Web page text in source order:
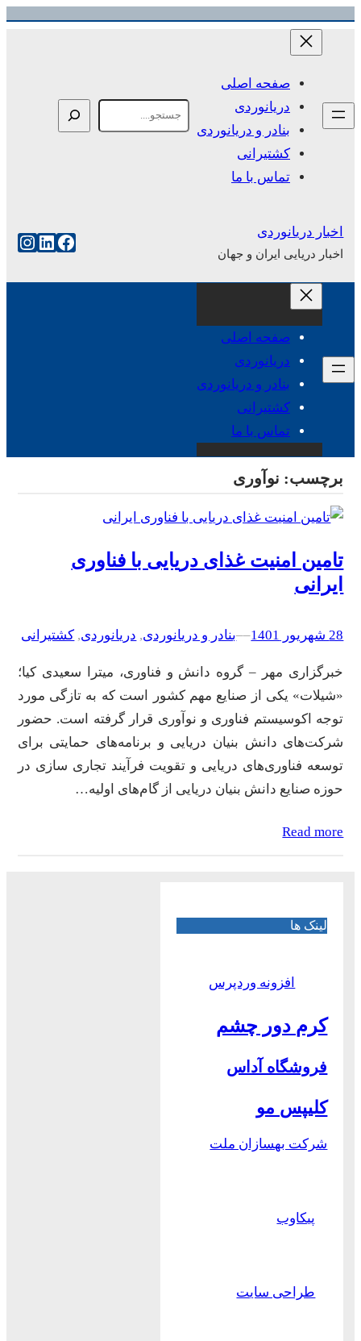
رفتن
صفحه اصلی
دریانوردی
بنادر و دریانوردی
کشتیرانی
تماس با ما
اخبار دریانوردی
اخبار دریایی ایران و جهان
فیس‌بوک
صفحه اصلی
دریانوردی
بنادر و دریانوردی
کشتیرانی
تماس با ما
برچسب: نوآوری
تامین امنیت غذای دریایی با فناوری
ایرانی
28 شهریور 1401 –
–بنادر و دریانوردی, دریانوردی, کشتیرانی
خبرگزاری مهر – گروه دانش و فناوری، میترا سعیدی کیا؛
«شیلات» یکی از صنایع مهم کشور است که به تازگی مورد
توجه اکوسیستم فناوری و نوآوری قرار گرفته است. حضور
شرکت‌های دانش بنیان دریایی و برنامه‌های حمایتی برای
توسعه فناوری‌های دریایی و تقویت فرآیند تجاری سازی در
حوزه صنایع دانش بنیان دریایی از گام‌های اولیه…
Read more
لینک ها
افزونه وردپرس
کرم دور چشم
فروشگاه آداس
کلیپس مو
شرکت بهسازان ملت
پیکاوب
طراحی سایت